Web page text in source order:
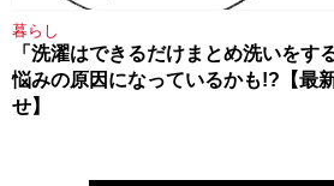
暮らし
「洗濯はできるだけまとめ洗いをす
悩みの原因になっているかも!?【最
せ】